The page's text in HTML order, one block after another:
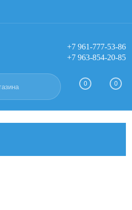
Вход Регистрация
+7 961-777-53-86
+7 963-854-20-85
0 0